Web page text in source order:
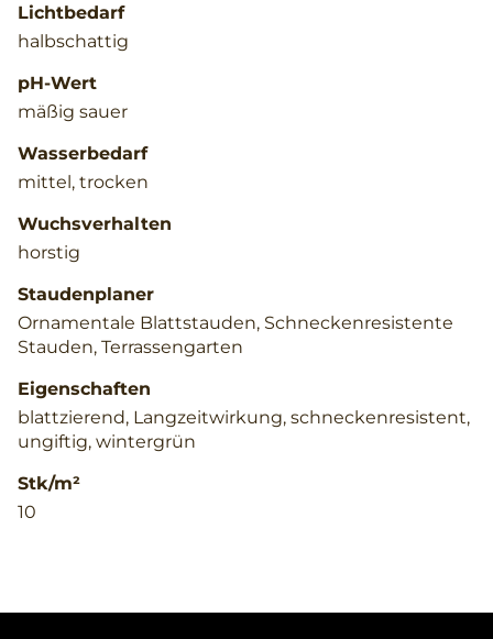
Lichtbedarf
halbschattig
pH-Wert
mäßig sauer
Wasserbedarf
mittel, trocken
Wuchsverhalten
horstig
Staudenplaner
Ornamentale Blattstauden, Schneckenresistente
Stauden, Terrassengarten
Eigenschaften
blattzierend, Langzeitwirkung, schneckenresistent,
ungiftig, wintergrün
Stk/m²
10